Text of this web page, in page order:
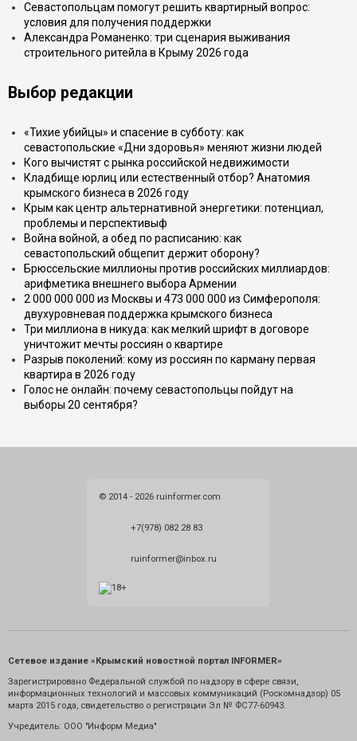
Севастопольцам помогут решить квартирный вопрос:
условия для получения поддержки
Александра Романенко: три сценария выживания
строительного ритейла в Крыму 2026 года
Выбор редакции
«Тихие убийцы» и спасение в субботу: как
севастопольские «Дни здоровья» меняют жизни людей
Кого вычистят с рынка российской недвижимости
Кладбище юрлиц или естественный отбор? Анатомия
крымского бизнеса в 2026 году
Крым как центр альтернативной энергетики: потенциал,
проблемы и перспективыф
Война войной, а обед по расписанию: как
севастопольский общепит держит оборону?
Брюссельские миллионы против российских миллиардов:
арифметика внешнего выбора Армении
2 000 000 000 из Москвы и 473 000 000 из Симферополя:
двухуровневая поддержка крымского бизнеса
Три миллиона в никуда: как мелкий шрифт в договоре
уничтожит мечты россиян о квартире
Разрыв поколений: кому из россиян по карману первая
квартира в 2026 году
Голос не онлайн: почему севастопольцы пойдут на
выборы 20 сентября?
© 2014 - 2026 ruinformer.com
+7(978) 082 28 83
ruinformer@inbox.ru
Сетевое издание «Крымский новостной портал INFORMER»
Зарегистрировано Федеральной службой по надзору в сфере связи,
информационных технологий и массовых коммуникаций (Роскомнадзор) 05
марта 2015 года, свидетельство о регистрации Эл № ФС77-60943.
Учредитель: ООО "Информ Медиа"